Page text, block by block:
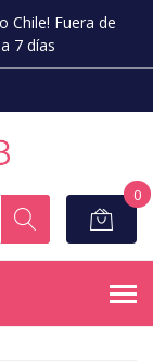
Chile! Fuera de
7 días
0